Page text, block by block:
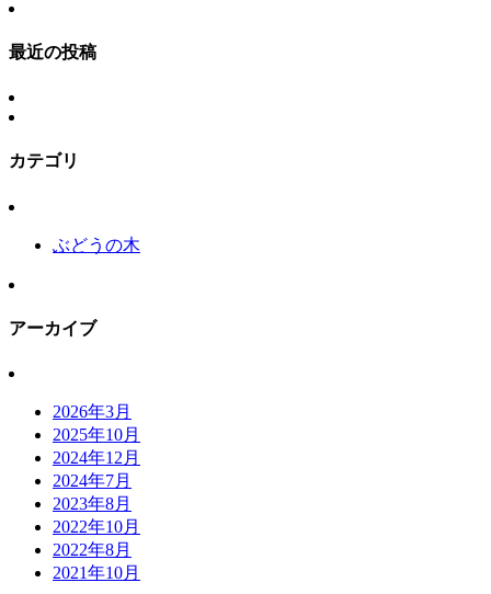
最近の投稿
カテゴリ
ぶどうの木
アーカイブ
2026年3月
2025年10月
2024年12月
2024年7月
2023年8月
2022年10月
2022年8月
2021年10月